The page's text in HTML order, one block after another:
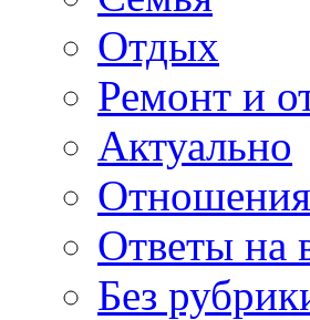
Отдых
Ремонт и
Актуально
Отношения
Ответы на
Без